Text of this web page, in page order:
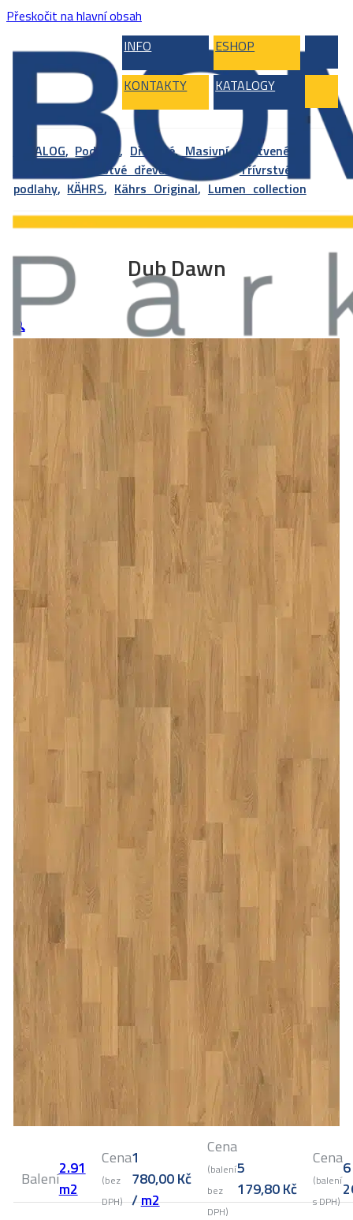
Přeskočit na hlavní obsah
INFO
ESHOP
KONTAKTY KATALOGY
KATALOG, Podlahy, Dřevěné, Masivní, Vrstvené,
Vícevrstvé dřevěné podlahy ,Třívrstvé
podlahy, KÄHRS, Kährs Original, Lumen collection
Dub Dawn
🔍
Balení2.91
m2
Cena
(bez
DPH)
1
780,00Kč
/m2
Cena
(balení
bez
DPH)
5
179,80Kč
Cena
(balení
s DPH)
6